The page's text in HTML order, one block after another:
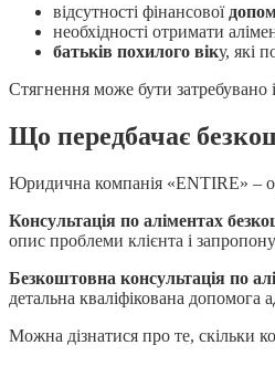
відсутності фінансової
необхідності отримати
батьків похилого віку, які
Стягнення може бути затребувано і
Що передбачає
Юридична компанія «ENTIRE» –
Консультація по аліментах
опис проблеми клієнта і
Безкоштовна консультація по
детальна кваліфікована допомога
Можна дізнатися про те, скільки